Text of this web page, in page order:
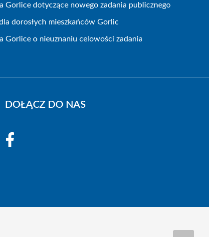
Gorlice dotyczące nowego zadania publicznego
dorosłych mieszkańców Gorlic
Gorlice o nieuznaniu celowości zadania
DOŁĄCZ DO NAS